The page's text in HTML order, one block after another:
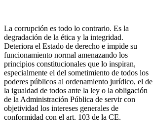
La corrupción es todo lo contrario. Es la
degradación de la ética y la integridad.
Deteriora el Estado de derecho e impide su
funcionamiento normal amenazando los
principios constitucionales que lo inspiran,
especialmente el del sometimiento de todos los
poderes públicos al ordenamiento jurídico, el de
la igualdad de todos ante la ley o la obligación
de la Administración Pública de servir con
objetividad los intereses generales de
conformidad con el art. 103 de la CE.